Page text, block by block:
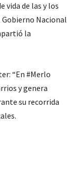
vida de las y los
Nacional
la
“En #Merlo
y genera
su recorrida